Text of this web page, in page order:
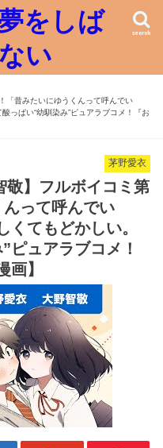
をしば
い
search
「昔みたいにゆうくんって呼んでい
っぱい“幼馴染み”ピュアラブコメ！『お
茅野愛衣
敬】フルボイコミ第
って呼んでい
くてもどかしい。
ピュアラブコメ！
画】